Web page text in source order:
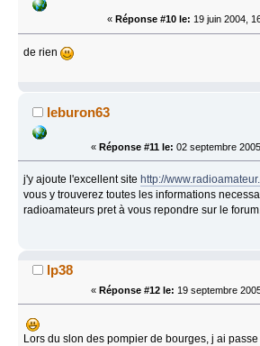
« Réponse #10 le: 19 juin 2004,
de rien
leburon63
« Réponse #11 le: 02 septembre
j'y ajoute l'excellent site http://
vous y trouverez toutes les informations
radioamateurs pret à vous repondre sur le
lp38
« Réponse #12 le: 19 septembre
Lors du slon des pompier de bourges, j ai